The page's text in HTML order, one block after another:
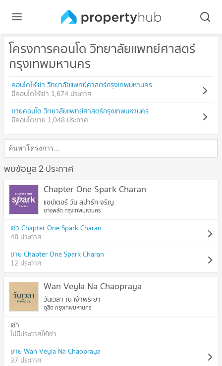
โครงการคอนโด วิทยาลัยแพทย์ศาสตร์
กรุงเทพมหานคร
คอนโดให้เช่า วิทยาลัยแพทย์ศาสตร์กรุงเทพมหานคร
มีคอนโดให้เช่า 1,674 ประกาศ
ขายคอนโด วิทยาลัยแพทย์ศาสตร์กรุงเทพมหานคร
มีคอนโดขาย 1,048 ประกาศ
พบข้อมูล 2 ประกาศ
Chapter One Spark Charan
แชปเตอร์ วัน สปาร์ก จรัญ
บางพลัด กรุงเทพมหานคร
เช่า Chapter One Spark Charan
48 ประกาศ
ขาย Chapter One Spark Charan
12 ประกาศ
Wan Veyla Na Chaopraya
วันเวลา ณ เจ้าพระยา
ดุสิต กรุงเทพมหานคร
เช่า
ไม่มีประกาศให้เช่า
ขาย Wan Veyla Na Chaopraya
37 ประกาศ